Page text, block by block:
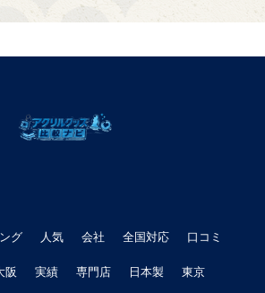
グ 人気 会社 全国対応 口コミ
阪 実績 専門店 日本製 東京